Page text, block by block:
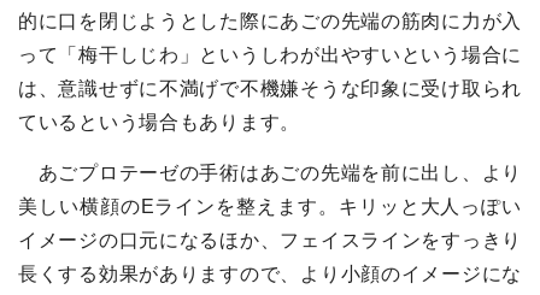
的に口を閉じようとした際にあごの先端の筋肉に力が入
って「梅干しじわ」というしわが出やすいという場合に
は、意識せずに不満げで不機嫌そうな印象に受け取られ
ているという場合もあります。
あごプロテーゼの手術はあごの先端を前に出し、より
美しい横顔のEラインを整えます。キリッと大人っぽい
イメージの口元になるほか、フェイスラインをすっきり
長くする効果がありますので、より小顔のイメージにな